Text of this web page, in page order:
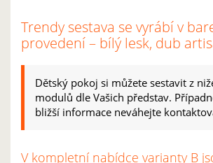
Trendy sestava se vyrábí v
provedení – bílý lesk, dub
Dětský pokoj si můžete sestavit z
modulů dle Vašich představ.
bližší informace neváhejte
V kompletní nabídce varianty B